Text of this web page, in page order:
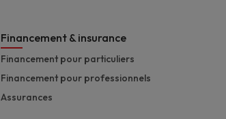
Financement & insurance
Financement pour particuliers
Financement pour professionnels
Assurances